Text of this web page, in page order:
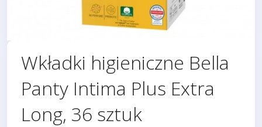
Wkładki higieniczne Bella
Panty Intima Plus Extra
Long, 36 sztuk